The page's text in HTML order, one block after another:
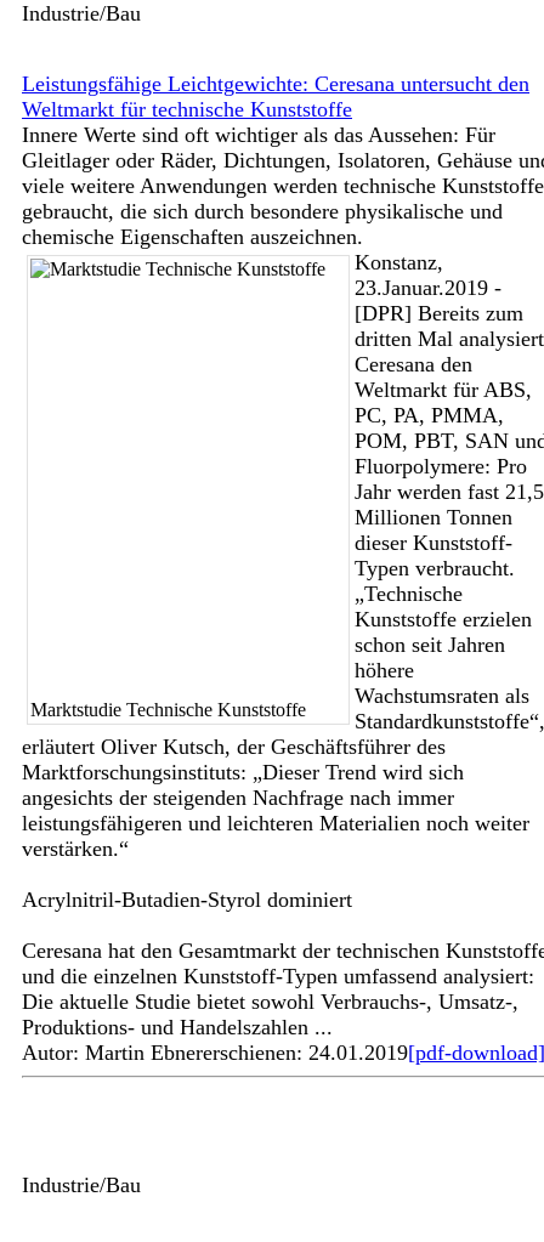
Industrie/Bau
Leistungsfähige Leichtgewichte: Ceresana untersucht den
Weltmarkt für technische Kunststoffe
Innere Werte sind oft wichtiger als das Aussehen: Für
Gleitlager oder Räder, Dichtungen, Isolatoren, Gehäuse
viele weitere Anwendungen werden technische Kunststoffe
gebraucht, die sich durch besondere physikalische und
chemische Eigenschaften auszeichnen.
Marktstudie Technische Kunststoffe
Konstanz,
23.Januar.2019 -
[DPR] Bereits zum
dritten Mal
Ceresana den
Weltmarkt für ABS,
PC, PA, PMMA,
POM, PBT, SAN
Fluorpolymere: Pro
Jahr werden fast 21,5
Millionen Tonnen
dieser Kunststoff-
Typen verbraucht.
„Technische
Kunststoffe erzielen
schon seit Jahren
höhere
Wachstumsraten als
Standardkunststoffe“,
erläutert Oliver Kutsch, der Geschäftsführer des
Marktforschungsinstituts: „Dieser Trend wird sich
angesichts der steigenden Nachfrage nach immer
leistungsfähigeren und leichteren Materialien noch weiter
verstärken.“
Acrylnitril-Butadien-Styrol dominiert
Ceresana hat den Gesamtmarkt der technischen
und die einzelnen Kunststoff-Typen umfassend analysiert:
Die aktuelle Studie bietet sowohl Verbrauchs-, Umsatz-,
Produktions- und Handelszahlen ...
Autor: Martin Ebnererschienen: 24.01.2019[pdf-download]
Industrie/Bau